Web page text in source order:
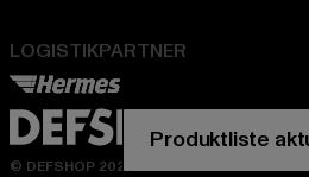
LOGISTIKPARTNER
© DEFSHOP 2026. Alle Rechte vorbehalten